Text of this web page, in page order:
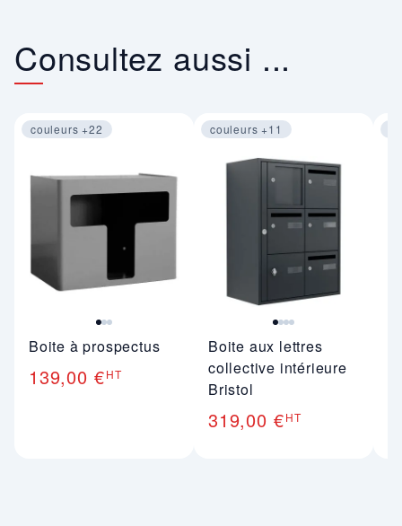
Consultez aussi ...
couleurs +22
Boite à prospectus
139,00 €HT
couleurs +11
Image 1 sur 4
Boite aux lettres
collective intérieure
Bristol
319,00 €HT